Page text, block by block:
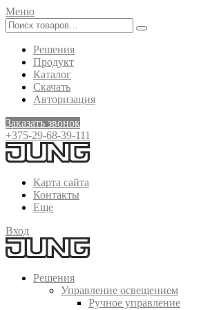
Меню
Решения
Продукт
Каталог
Скачать
Авторизация
Заказать звонок
+375-29-68-39-111
Карта сайта
Контакты
Еще
Вход
Решения
Управление освещением
Ручное управление